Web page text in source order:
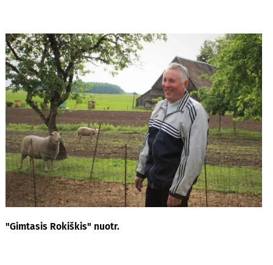
"Gimtasis Rokiškis" nuotr.